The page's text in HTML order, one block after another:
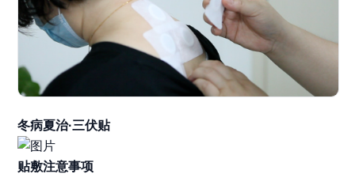
冬病夏治·三伏贴
贴敷注意事项